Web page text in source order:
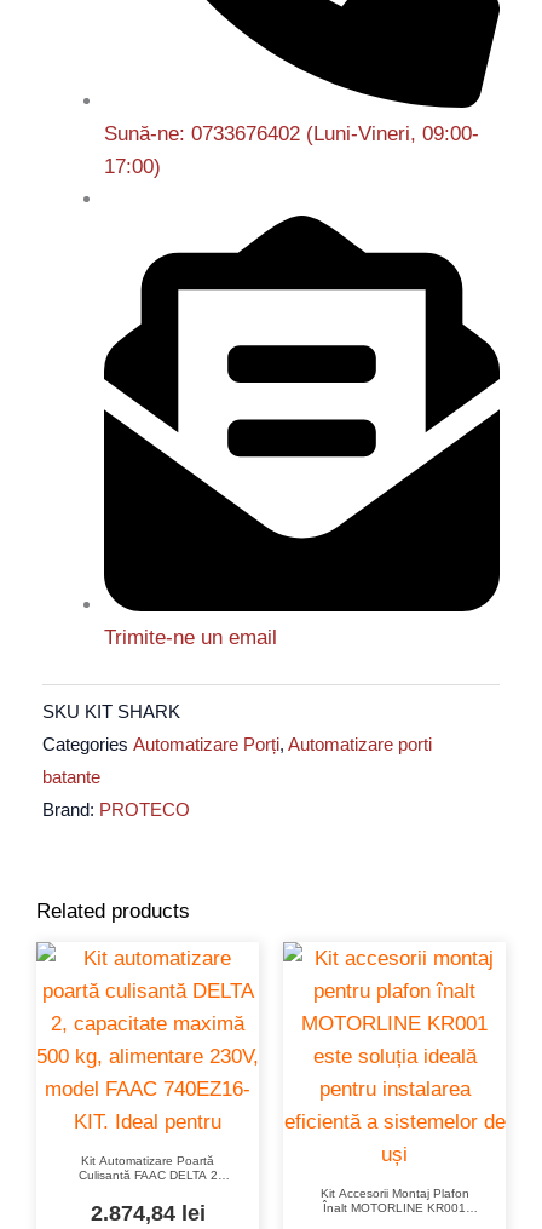
Sună-ne: 0733676402 (Luni-Vineri, 09:00-
17:00)
Trimite-ne un email
SKU KIT SHARK
Categories Automatizare Porți, Automatizare porti
batante
Brand: PROTECO
Related products
Kit Automatizare Poartă
Culisantă FAAC DELTA 2
740EZ16-KIT
2.874,84 lei
Kit Accesorii Montaj Plafon
Înalt MOTORLINE KR001